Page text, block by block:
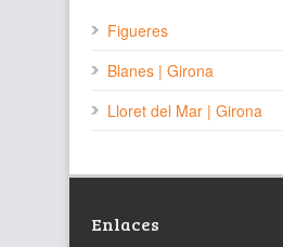
Figueres
Blanes | Girona
Lloret del Mar | Girona
Enlaces